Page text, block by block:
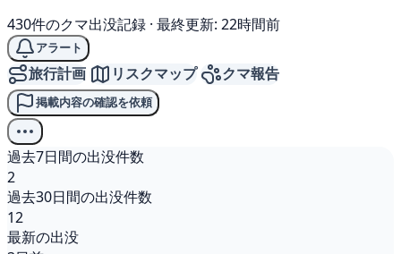
430件のクマ出没記録 · 最終更新: 22時間前
アラート
旅行計画 リスクマップ クマ報告
掲載内容の確認を依頼
過去7日間の出没件数
2
過去30日間の出没件数
12
最新の出没